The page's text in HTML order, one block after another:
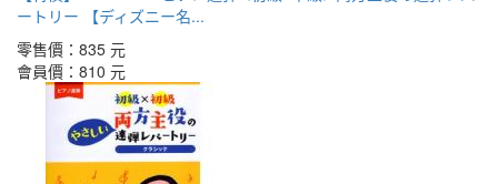
ートリー 【ディズニー名...
零售價： 835 元
會員價： 810 元